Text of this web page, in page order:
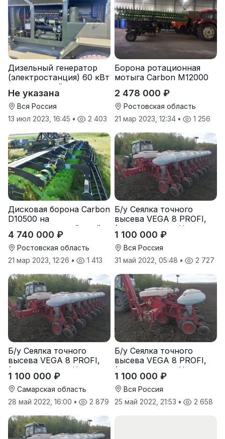
Дизельный генератор
(электростанция) 60 кВт
-автономный источник
электроэнергии
Не указана
Вся Россия
13 июл 2023, 16:45 • 2 403
Борона ротационная
мотыга Carbon М12000
2 478 000 ₽
Ростовская область
21 мар 2023, 12:34 • 1 256
Дисковая борона Carbon
D10500 на
подпружиненной стойке
(3D)
4 740 000 ₽
Ростовская область
21 мар 2023, 12:26 • 1 413
Б/у Сеялка точного
высева VEGA 8 PROFI,
(производство Червона
Зирка), 2016 г., в
отличном состоянии
1 100 000 ₽
Вся Россия
31 май 2022, 05:48 • 2 727
Б/у Сеялка точного
высева VEGA 8 PROFI,
(производство Червона
Зирка), 2016 г., в
отличном состоянии
1 100 000 ₽
Самарская область
28 май 2022, 16:00 • 2 879
Б/у Сеялка точного
высева VEGA 8 PROFI,
(производство Червона
Зирка), 2016 г., в
отличном состоянии
1 100 000 ₽
Вся Россия
25 май 2022, 21:53 • 2 658